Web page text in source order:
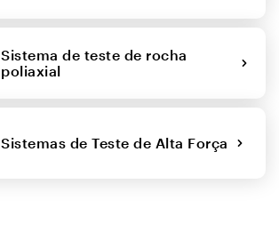
Sistema de teste de rocha
poliaxial
Sistemas de Teste de Alta Força